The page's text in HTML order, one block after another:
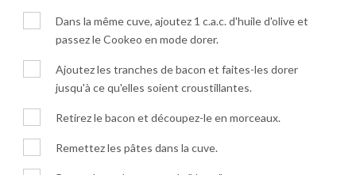
Dans la même cuve, ajoutez 1 c.a.c. d'huile d'olive et
passez le Cookeo en mode dorer.
Ajoutez les tranches de bacon et faites-les dorer
jusqu'à ce qu'elles soient croustillantes.
Retirez le bacon et découpez-le en morceaux.
Remettez les pâtes dans la cuve.